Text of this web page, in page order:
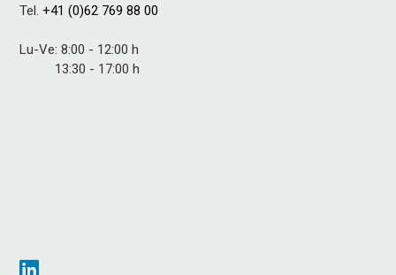
Tel.+41 (0)62 769 88 00
Lu-Ve: 8:00 - 12:00 h
13:30 - 17:00 h